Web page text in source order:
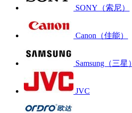
SONY（索尼）
Canon（佳能）
Samsung（三星）
JVC